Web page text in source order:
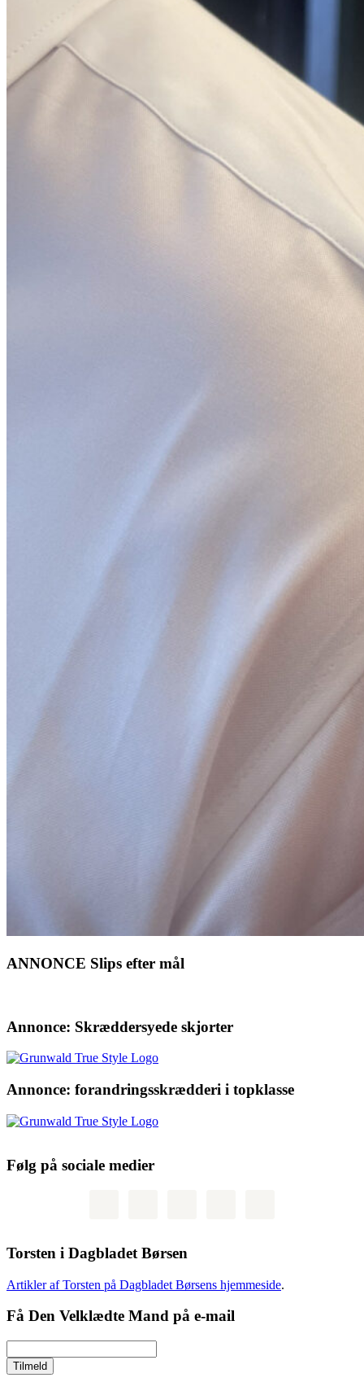
ANNONCE Slips efter mål
Annonce: Skræddersyede skjorter
Annonce: forandringsskrædderi i topklasse
Følg på sociale medier
Torsten i Dagbladet Børsen
Artikler af Torsten på Dagbladet Børsens hjemmeside.
Få Den Velklædte Mand på e-mail